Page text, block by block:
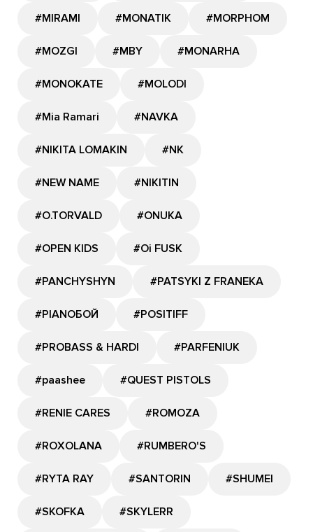
#MIRAMI #MONATIK #MORPHOM
#MOZGI #MBY #MONARHA
#MONOKATE #MOLODI
#Mia Ramari #NAVKA
#NIKITA LOMAKIN #NK
#NEW NAME #NIKITIN
#O.TORVALD #ONUKA
#OPEN KIDS #Oi FUSK
#PANCHYSHYN #PATSYKI Z FRANEKA
#PIANOБОЙ #POSITIFF
#PROBASS & HARDI #PARFENIUK
#paashee #QUEST PISTOLS
#RENIE CARES #ROMOZA
#ROXOLANA #RUMBERO'S
#RYTA RAY #SANTORIN #SHUMEI
#SKOFKA #SKYLERR